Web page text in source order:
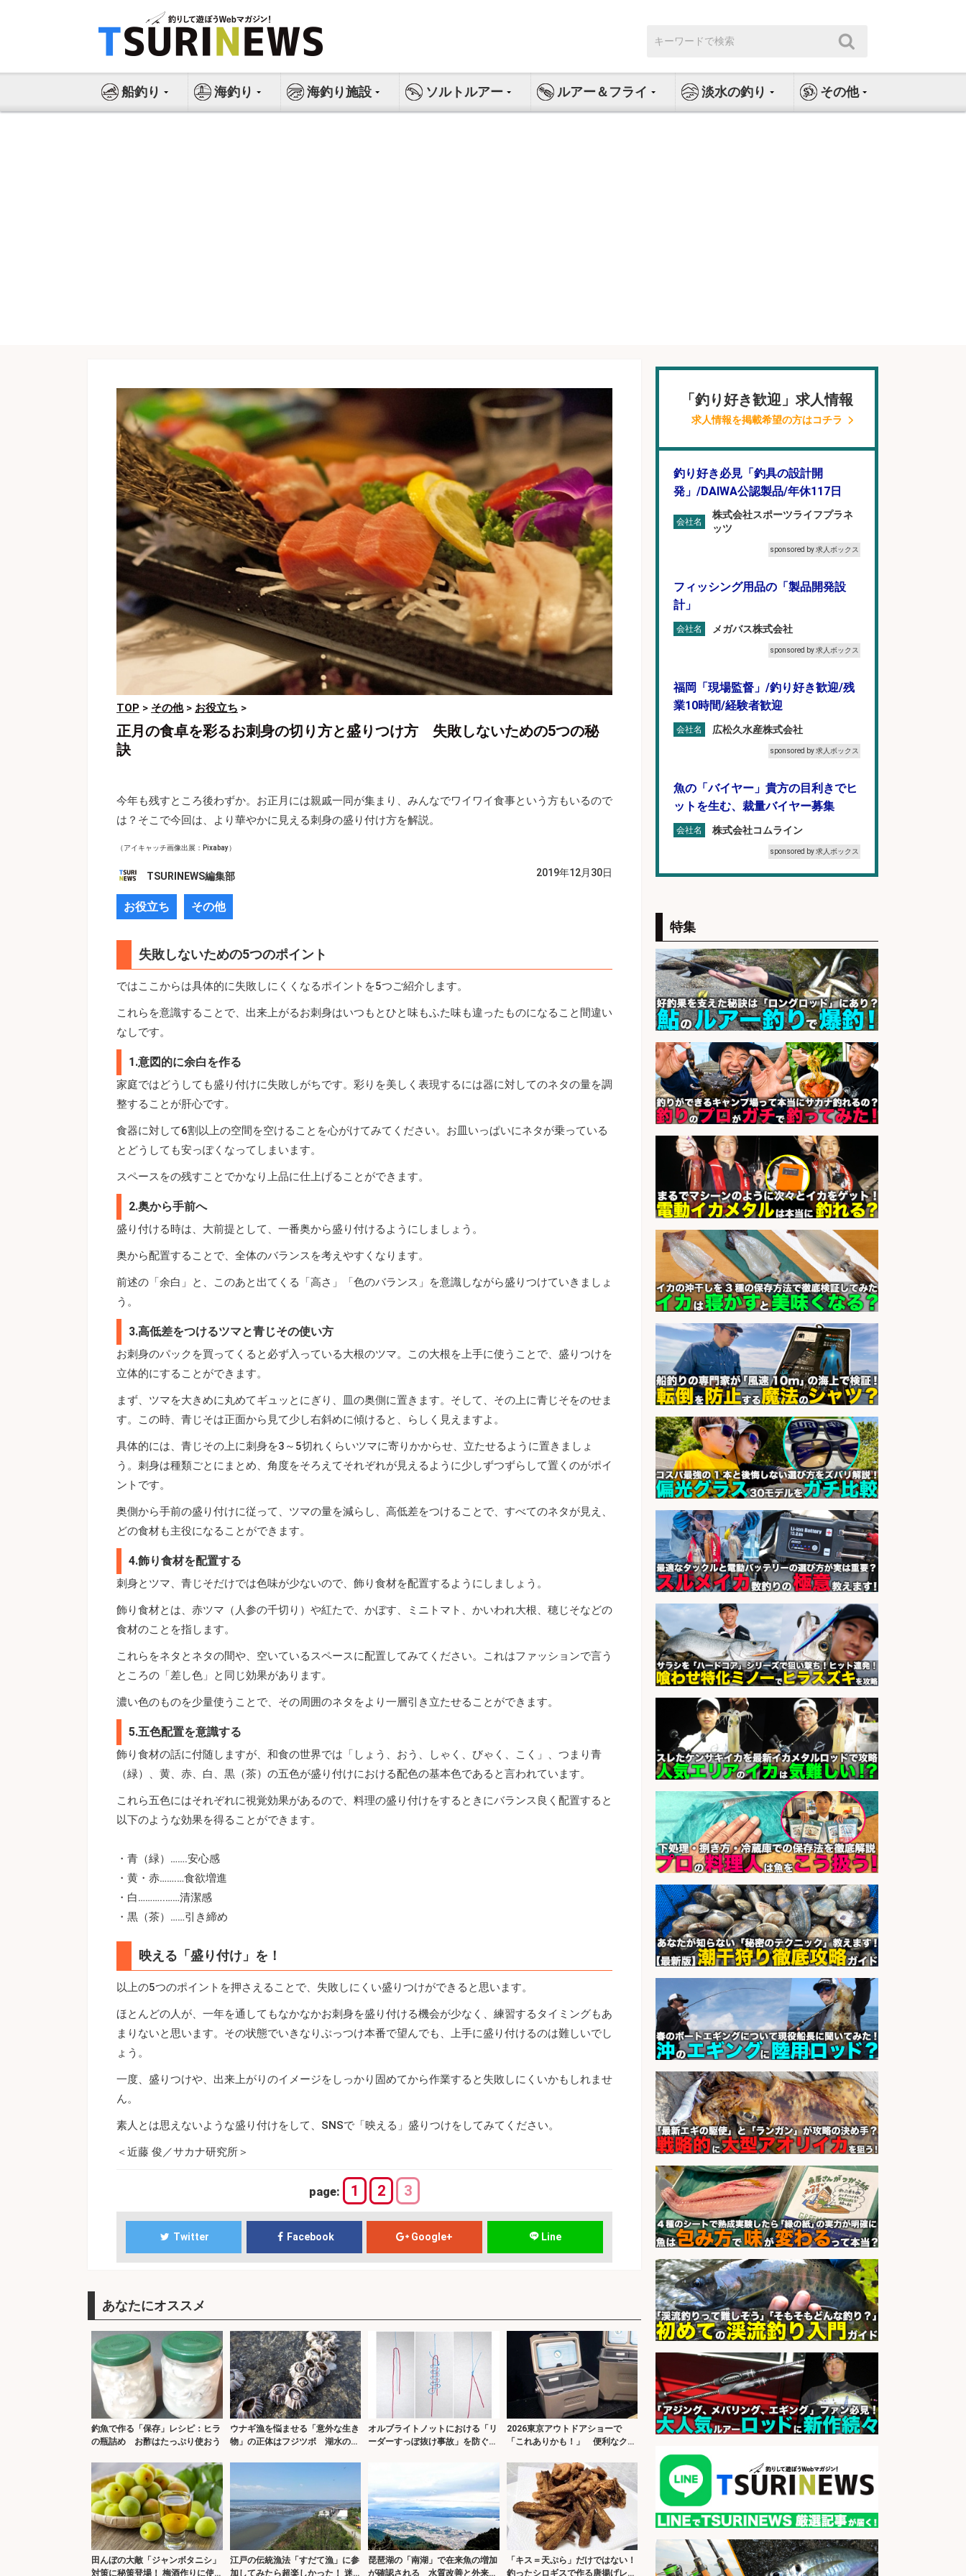
ス
索:
船釣り 海釣り 海釣り施設 ソルトルアー ルアー＆フライ 淡水の釣り その他
TOP > その他> お役立ち >
正月の食卓を彩るお刺身の切り方と盛りつけ方 失敗しないための5つの秘
訣
今年も残すところ後わずか。お正月には親戚一同が集まり、みんなでワイワイ食事という方もいるので
は？そこで今回は、より華やかに見える刺身の盛り付け方を解説。
（アイキャッチ画像出展：Pixabay）
TSURINEWS編集部 2019年12月30日
お役立ち その他
失敗しないための5つのポイント
ではここからは具体的に失敗しにくくなるポイントを5つご紹介します。
これらを意識することで、出来上がるお刺身はいつもとひと味もふた味も違ったものになること間違い
なしです。
1.意図的に余白を作る
家庭ではどうしても盛り付けに失敗しがちです。彩りを美しく表現するには器に対してのネタの量を調
整することが肝心です。
食器に対して6割以上の空間を空けることを心がけてみてください。お皿いっぱいにネタが乗っている
とどうしても安っぽくなってしまいます。
スペースをの残すことでかなり上品に仕上げることができます。
2.奥から手前へ
盛り付ける時は、大前提として、一番奥から盛り付けるようにしましょう。
奥から配置することで、全体のバランスを考えやすくなります。
前述の「余白」と、このあと出てくる「高さ」「色のバランス」を意識しながら盛りつけていきましょ
う。
3.高低差をつけるツマと青じその使い方
お刺身のパックを買ってくると必ず入っている大根のツマ。この大根を上手に使うことで、盛りつけを
立体的にすることができます。
まず、ツマを大きめに丸めてギュッとにぎり、皿の奥側に置きます。そして、その上に青じそをのせま
す。この時、青じそは正面から見て少し右斜めに傾けると、らしく見えますよ。
具体的には、青じその上に刺身を3～5切れくらいツマに寄りかからせ、立たせるように置きましょ
う。刺身は種類ごとにまとめ、角度をそろえてそれぞれが見えるように少しずつずらして置くのがポイ
ントです。
奥側から手前の盛り付けに従って、ツマの量を減らし、高低差をつけることで、すべてのネタが見え、
どの食材も主役になることができます。
4.飾り食材を配置する
刺身とツマ、青じそだけでは色味が少ないので、飾り食材を配置するようにしましょう。
飾り食材とは、赤ツマ（人参の千切り）や紅たで、かぼす、ミニトマト、かいわれ大根、穂じそなどの
食材のことを指します。
これらをネタとネタの間や、空いているスペースに配置してみてください。これはファッションで言う
ところの「差し色」と同じ効果があります。
濃い色のものを少量使うことで、その周囲のネタをより一層引き立たせることができます。
5.五色配置を意識する
飾り食材の話に付随しますが、和食の世界では「しょう、おう、しゃく、びゃく、こく」、つまり青
（緑）、黄、赤、白、黒（茶）の五色が盛り付けにおける配色の基本色であると言われています。
これら五色にはそれぞれに視覚効果があるので、料理の盛り付けをするときにバランス良く配置すると
以下のような効果を得ることができます。
・青（緑）…….安心感
・黄・赤…….…食欲増進
・白………..……清潔感
・黒（茶）……引き締め
映える「盛り付け」を！
以上の5つのポイントを押さえることで、失敗しにくい盛りつけができると思います。
ほとんどの人が、一年を通してもなかなかお刺身を盛り付ける機会が少なく、練習するタイミングもあ
まりないと思います。その状態でいきなりぶっつけ本番で望んでも、上手に盛り付けるのは難しいでし
ょう。
一度、盛りつけや、出来上がりのイメージをしっかり固めてから作業すると失敗しにくいかもしれませ
ん。
素人とは思えないような盛り付けをして、SNSで「映える」盛りつけをしてみてください。
＜近藤 俊／サカナ研究所＞
page: 1 2 3
Twitter Facebook Google+ Line
あなたにオススメ
釣魚で作る「保存」レシピ：ヒラ
の瓶詰め お酢はたっぷり使おう
ウナギ漁を悩ませる「意外な生き
物」の正体はフジツボ 湖水の塩
オルブライトノットにおける「リ
ーダーすっぽ抜け事故」を防ぐひ
2026東京アウトドアショーで
「これありかも！」 便利なクー
田んぼの大敵「ジャンボタニシ」
対策に秘策登場！ 梅酒作りに使
江戸の伝統漁法「すだて漁」に参
加してみたら超楽しかった！ 迷
琵琶湖の「南湖」で在来魚の増加
が確認される 水質改善と外来生
「キス＝天ぷら」だけではない！
釣ったシロギスで作る唐揚げレシ
「釣り好き歓迎」求人情報
求人情報を掲載希望の方はコチラ
釣り好き必見「釣具の設計開
発」/DAIWA公認製品/年休117日
会社名
株式会社スポーツライフプラネ
ッツ
sponsored by 求人ボックス
フィッシング用品の「製品開発設
計」
会社名 メガバス株式会社
sponsored by 求人ボックス
福岡「現場監督」/釣り好き歓迎/残
業10時間/経験者歓迎
会社名 広松久水産株式会社
sponsored by 求人ボックス
魚の「バイヤー」貴方の目利きでヒ
ットを生む、裁量バイヤー募集
会社名 株式会社コムライン
sponsored by 求人ボックス
日勤務可/営業事務/軽作業
会社名 株式会社パソナ
sponsored by 求人ボックス
日払いOKで即日収入/キッチンスタ
ッフ/「神戸市灘区」「時給1,500
円」王子公園駅徒歩4分のスーパー
でお魚の加工やお刺身の盛り付け/
日払いOK/未経験歓迎のシフト制日
勤&自転車・バイク通勤OK/兵庫県
パーソルファクトリーパートナ
ーズ株式会社
sponsored by 求人ボックス
ホールスタッフ/20代～30代が活躍
中/高時給/週3日～OK/お肉・お魚料
理のキッチンスタッフ@西武池袋/
東京都
会社名 株式会社ディンプル
sponsored by 求人ボックス
「魚の養殖に関するプロジェクト 」
試験実験業務/総合メーカーでのお
仕事です
会社名
株式会社スタッフサービス エン
ジニアガイド
sponsored by 求人ボックス
スーパーマーケットの魚売場スタッ
フ/社会保険完備/急募/時給1300円/
前払い可能!/未経験歓迎
会社名 株式会社エムアールエス
sponsored by 求人ボックス
配達/ドライバー/ドライバー補助 魚
最低月収33万円保証
会社名 株式会社ワイズ
sponsored by 求人ボックス
さらに求人情報を見る
特集